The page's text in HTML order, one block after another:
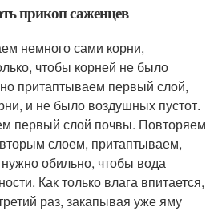
прикоп саженцев
немного сами корни,
чтобы корней не было
притаптываем первый слой,
и не было воздушных пустот.
первый слой почвы. Повторяем
слоем, притаптываем,
обильно, чтобы вода
Как только влага впитается,
раз, закапывая уже яму